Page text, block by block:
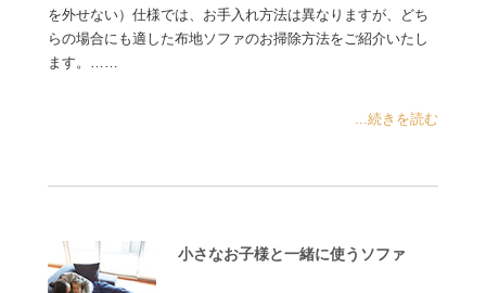
を外せない）仕様では、お手入れ方法は異なりますが、どち
らの場合にも適した布地ソファのお掃除方法をご紹介いたし
ます。……
...続きを読む
小さなお子様と一緒に使うソファ